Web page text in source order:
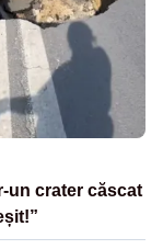
un crater căscat